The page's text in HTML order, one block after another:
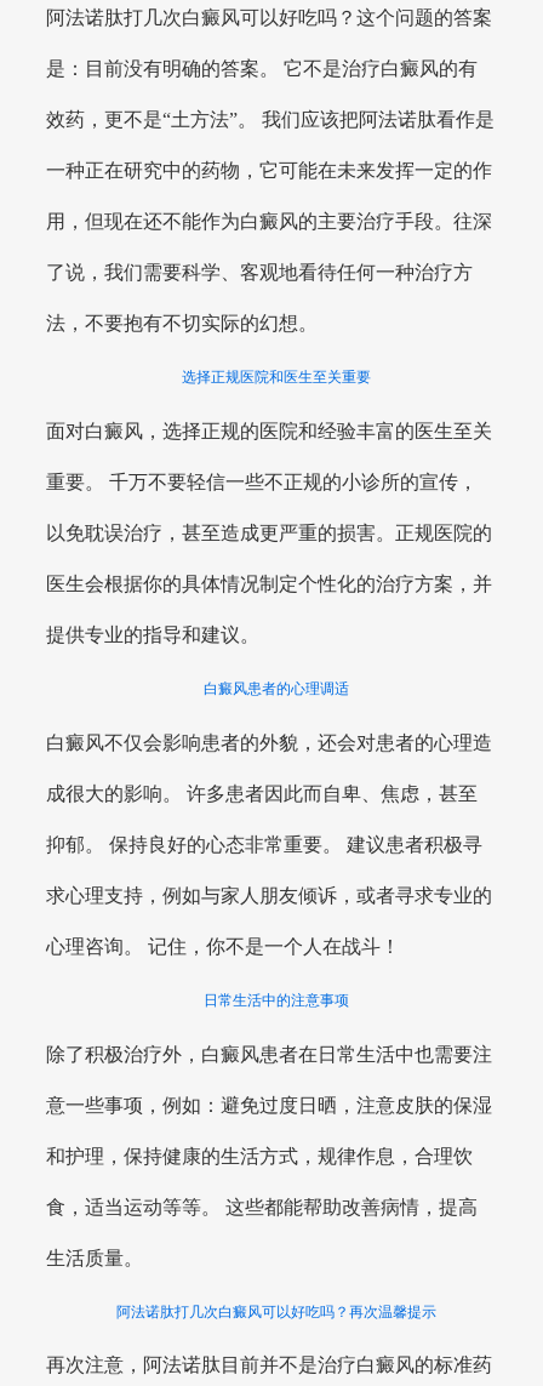
阿法诺肽打几次白癜风可以好吃吗？这个问题的答案
是：目前没有明确的答案。 它不是治疗白癜风的有
效药，更不是“土方法”。 我们应该把阿法诺肽看作是
一种正在研究中的药物，它可能在未来发挥一定的作
用，但现在还不能作为白癜风的主要治疗手段。往深
了说，我们需要科学、客观地看待任何一种治疗方
法，不要抱有不切实际的幻想。
选择正规医院和医生至关重要
面对白癜风，选择正规的医院和经验丰富的医生至关
重要。 千万不要轻信一些不正规的小诊所的宣传，
以免耽误治疗，甚至造成更严重的损害。正规医院的
医生会根据你的具体情况制定个性化的治疗方案，并
提供专业的指导和建议。
白癜风患者的心理调适
白癜风不仅会影响患者的外貌，还会对患者的心理造
成很大的影响。 许多患者因此而自卑、焦虑，甚至
抑郁。 保持良好的心态非常重要。 建议患者积极寻
求心理支持，例如与家人朋友倾诉，或者寻求专业的
心理咨询。 记住，你不是一个人在战斗！
日常生活中的注意事项
除了积极治疗外，白癜风患者在日常生活中也需要注
意一些事项，例如：避免过度日晒，注意皮肤的保湿
和护理，保持健康的生活方式，规律作息，合理饮
食，适当运动等等。 这些都能帮助改善病情，提高
生活质量。
阿法诺肽打几次白癜风可以好吃吗？再次温馨提示
再次注意，阿法诺肽目前并不是治疗白癜风的标准药